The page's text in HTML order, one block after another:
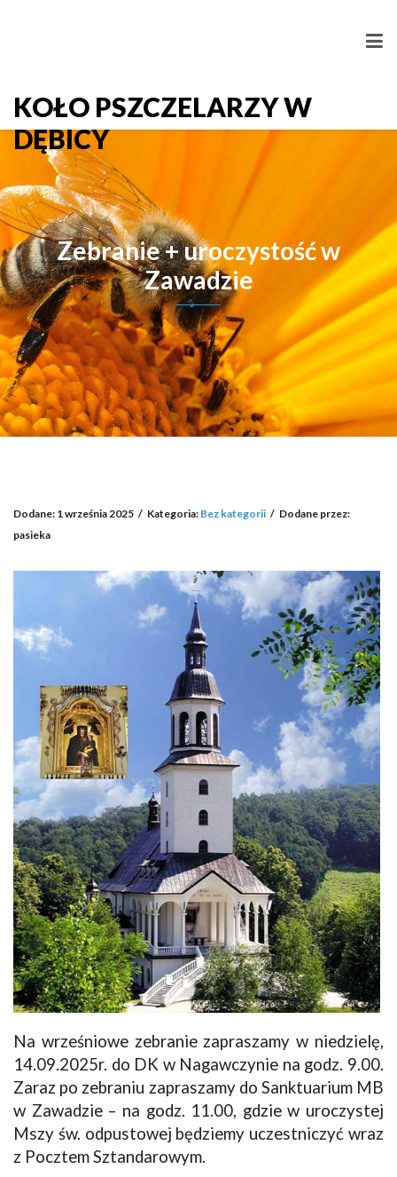
KOŁO PSZCZELARZY W
DĘBICY
Zebranie + uroczystość w
Zawadzie
Dodane: 1 września 2025 / Kategoria: Bez kategorii / Dodane przez:
pasieka
Na wrześniowe zebranie zapraszamy w niedzielę,
14.09.2025r. do DK w Nagawczynie na godz. 9.00.
Zaraz po zebraniu zapraszamy do Sanktuarium MB
w Zawadzie – na godz. 11.00, gdzie w uroczystej
Mszy św. odpustowej będziemy uczestniczyć wraz
z Pocztem Sztandarowym.